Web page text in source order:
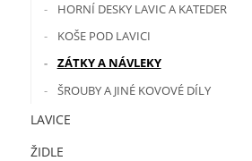
HORNÍ DESKY LAVIC A KATEDER
KOŠE POD LAVICI
ZÁTKY A NÁVLEKY
ŠROUBY A JINÉ KOVOVÉ DÍLY
LAVICE
ŽIDLE